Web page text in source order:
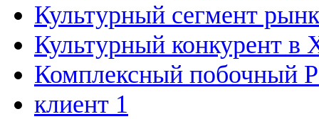
Культурный сегмент
Культурный конкурент в
Комплексный побочный
клиент 1